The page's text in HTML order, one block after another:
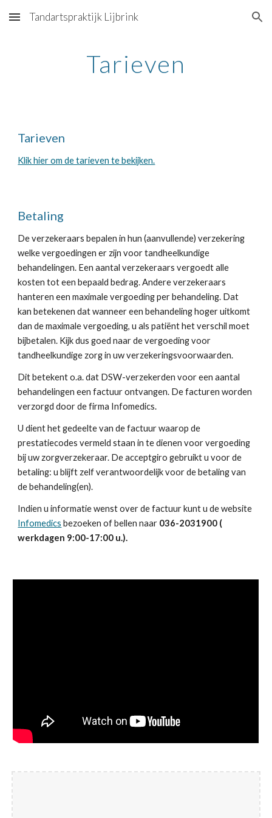
Skip to main content Skip to navigation
Tandartspraktijk Lijbrink
Tarieven
Tarieven
Klik hier om de tarieven te bekijken.
Betaling
De verzekeraars bepalen in hun (aanvullende) verzekering
welke vergoedingen er zijn voor tandheelkundige
behandelingen. Een aantal verzekeraars vergoedt alle
kosten tot een bepaald bedrag. Andere verzekeraars
hanteren een maximale vergoeding per behandeling. Dat
kan betekenen dat wanneer een behandeling hoger uitkomt
dan de maximale vergoeding, u als patiënt het verschil moet
bijbetalen. Kijk dus goed naar de vergoeding voor
tandheelkundige zorg in uw verzekeringsvoorwaarden.
Dit betekent o.a. dat DSW-verzekerden voor een aantal
behandelingen een factuur ontvangen. De facturen worden
verzorgd door de firma Infomedics.
U dient het gedeelte van de factuur waarop de
prestatiecodes vermeld staan in te dienen voor vergoeding
bij uw zorgverzekeraar. De acceptgiro gebruikt u voor de
betaling: u blijft zelf verantwoordelijk voor de betaling van
de behandeling(en).
Infomedics bezoeken of bellen naar 036-2031900 (
werkdagen 9:00-17:00 u.).